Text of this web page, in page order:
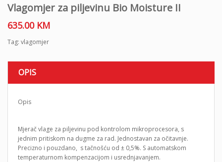
Vlagomjer za piljevinu Bio Moisture II
635.00 KM
Tag: vlagomjer
OPIS
Opis
Mjerač vlage za piljevinu pod kontrolom mikroprocesora, s
jednim pritiskom na dugme za rad. Jednostavan za očitavnje.
Precizno i ​​pouzdano, s tačnošću od ± 0,5%. S automatskom
temperaturnom kompenzacijom i usrednjavanjem.